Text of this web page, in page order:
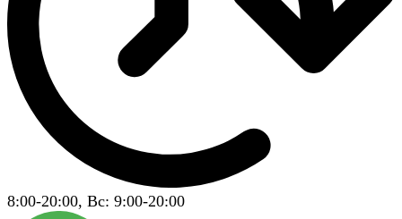
8:00-20:00, Вс: 9:00-20:00